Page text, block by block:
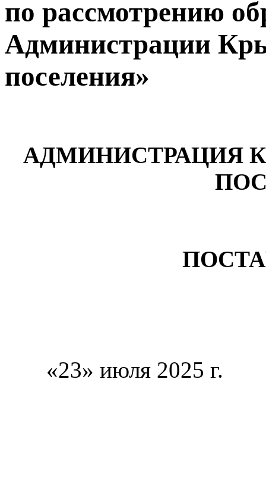
по рассмотрению
Администрации
поселения»
АДМИНИСТРАЦИЯ
«23» июля